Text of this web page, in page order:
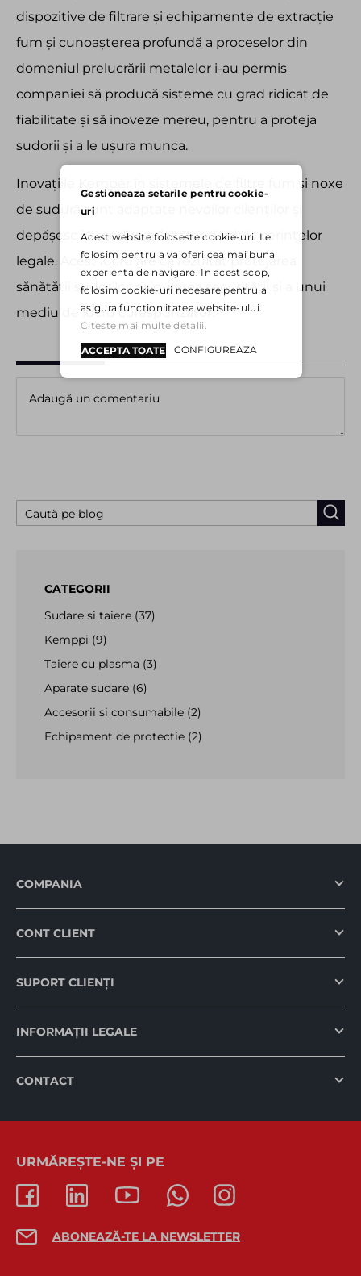
dispozitive de filtrare și echipamente de extracție
fum și cunoașterea profundă a proceselor din
domeniul prelucrării metalelor i-au permis
companiei să producă sisteme cu grad ridicat de
fiabilitate și să inoveze mereu, pentru a proteja
sudorii și a le ușura munca.
Inovațiile Kemper în sistemele de filtre fum și noxe
de sudură sunt adaptate nevoilor clienților și
depășesc în mod regulat standardele cerințelor
legale. Acest lucru are ca rezultat protejarea
sănătății sudorilor, asigurarea securității și a unui
mediu de lucru corespunzător.
CATEGORII
Sudare si taiere (37)
Kemppi (9)
Taiere cu plasma (3)
Aparate sudare (6)
Accesorii si consumabile (2)
Echipament de protectie (2)
COMPANIA
CONT CLIENT
SUPORT CLIENȚI
INFORMAȚII LEGALE
CONTACT
URMĂREȘTE-NE ȘI PE
ABONEAZĂ-TE LA NEWSLETTER
Gestioneaza setarile pentru cookie-
uri
Acest website foloseste cookie-uri. Le
folosim pentru a va oferi cea mai buna
experienta de navigare. In acest scop,
folosim cookie-uri necesare pentru a
asigura functionlitatea website-ului.
Citeste mai multe detalii.
ACCEPTA TOATE CONFIGUREAZA